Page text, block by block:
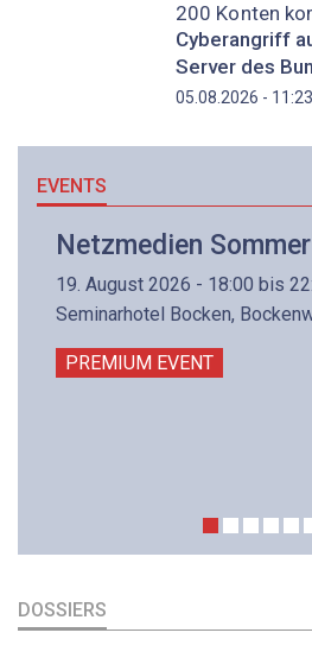
200 Konten
Cyberangriff
Server des
05.08.2026 - 11:23
EVENTS
Netzmedien
19. August 2026 - 18:00 bis
Seminarhotel Bocken,
PREMIUM EVENT
DOSSIERS